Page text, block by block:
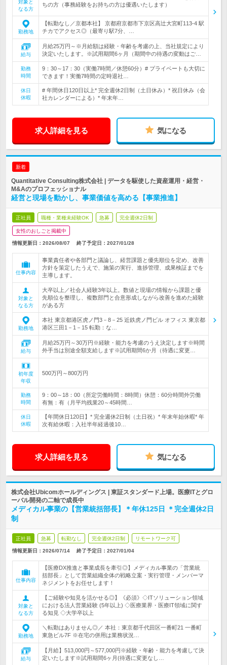
対象と
なる方
ちの方（事務経験をお持ちの方は優遇いたします）
勤務地
【転勤なし／京都本社】 京都府京都市下京区高辻大宮町113-4 駅
チカでアクセス◎（最寄り駅7分、…
給与
月給25万円～※月給額は経験・年齢を考慮の上、当社規定により
決定いたします。※試用期間6ヶ月（期間中の待遇の変動はご…
勤務
時間
9：30～17：30（実働7時間／休憩60分）# プライベートも大切に
できます！実働7時間の定時退社…
休日
休暇
# 年間休日120日以上* 完全週休2日制（土日休み）* 祝日休み（会
社カレンダーによる）* 年末年…
求人詳細を見る 気になる
新着
Quantitative Consulting株式会社 | データを駆使した資産運用・経営・
M&Aのプロフェッショナル
経営と現場を動かし、事業価値を高める【事業推進】
正社員 職種・業種未経験OK 急募 完全週休2日制
女性のおしごと掲載中
情報更新日：2026/08/07 終了予定日： 2027/01/28
仕事内容
事業責任者や各部門と議論し、経営課題と優先順位を定め、改善
方針を策定したうえで、施策の実行、進捗管理、成果検証までを
主導します。
対象と
なる方
大卒以上／社会人経験3年以上。数値と現場の情報から課題と優
先順位を整理し、複数部門と合意形成しながら改善を進めた経験
がある方
勤務地
本社 東京都港区虎ノ門3－8－25 近鉄虎ノ門ビル オフィス 東京都
港区三田1－1－15 転勤：な…
給与
月給25万円～30万円※経験・能力を考慮のうえ決定します※時間
外手当は別途全額支給します※試用期間6か月（待遇に変更…
初年度
年収
500万円～800万円
勤務
時間
9：00～18：00（所定労働時間：8時間）休憩：60分時間外労働
有無：有（月平均残業20～45時間…
休日
休暇
【年間休日120日】* 完全週休2日制（土日祝）* 年末年始休暇* 年
次有給休暇：入社半年経過後10…
求人詳細を見る 気になる
株式会社Ubicomホールディングス | 東証スタンダード上場。医療ITとグロ
ーバル開発の二軸で成長中
メディカル事業の【営業統括部長】＊年休125日 ＊完全週休2日
制
正社員 急募 転勤なし 完全週休2日制 リモートワーク可
情報更新日：2026/07/14 終了予定日： 2027/01/04
仕事内容
【医療DX推進と事業成長を牽引◎】メディカル事業の「営業統
括部長」として営業組織全体の戦略立案・実行管理・メンバーマ
ネジメントをお任せします！
対象と
なる方
【ご経験や知見を活かせる◎】《必須》◇ITソリューション領域
における法人営業経験 (5年以上) ◇医療業界・医療IT領域に関す
る知見 ◇大学卒以上
勤務地
＼転勤はありません◎／ 本社：東京都千代田区一番町21 一番町
東急ビル7F ※在宅の併用は業務状況…
給与
【月給】513,000円～577,000円※経験・年齢・能力を考慮して決
定いたします※試用期間6ヶ月(待遇に変更なし…